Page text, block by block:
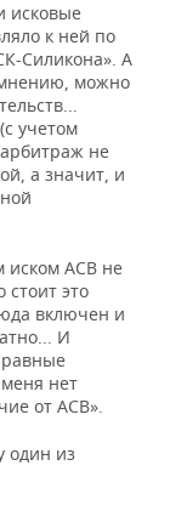
исковые
к ней по
Силикона». А
можно
учетом
не
а значит, и
иском АСВ не
стоит это
включен и
И
равные
нет
от АСВ».
один из